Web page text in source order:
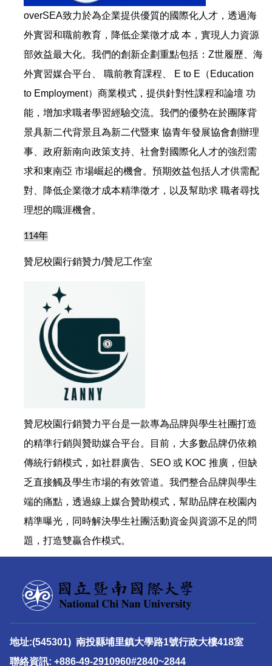
overSEA致力於為企業提供優質的國際化人才，透過海
外實習和職前教育，降低企業徵才成 本，實現人力資源
部效益最大化。我們的創新企劃重點包括：Z世履歷、海
外實習媒合平台、 職前教育課程、 E to E（Education
to Employment）商業模式，提供針對性課程和論壇 功
能，增加求職者學習經驗交流。我們的優勢在於團隊背
景具新二代背景且為新二代暨東 協青年發展協會創辦理
事、政府新南向政策支持、社會對國際化人才的強烈需
求和東南亞 市場崛起的機會。預期效益包括人才供需配
對、降低企業徵才成本精準徵才，以及幫助求 職者尋找
理想的職涯機會。
114年
贊尼校園行銷贊力/贊尼工作室
贊尼校園行銷贊力平台是一款專為品牌與學生社團打造
的精準行銷與贊助媒合平台。目前，大多數品牌仍依賴
傳統行銷模式，如社群廣告、SEO 或 KOC 推廣，但缺
乏直接觸及學生市場的有效管道。我們整合品牌與學生
端的痛點，透過線上媒合贊助模式，幫助品牌在校園內
精準曝光，同時解決學生社團活動資金與資源不足的問
題，打造雙贏合作模式。
地址:(545301) 南投縣埔里鎮大學路1號行政大樓418室
聯絡資訊: +886-49-2910960#2840~2844